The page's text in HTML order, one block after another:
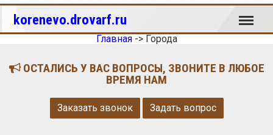
korenevo.drovarf.ru Меню
Главная-> Города
ОСТАЛИСЬ У ВАС ВОПРОСЫ, ЗВОНИТЕ В ЛЮБОЕ
ВРЕМЯ НАМ
Заказать звонок Задать вопрос